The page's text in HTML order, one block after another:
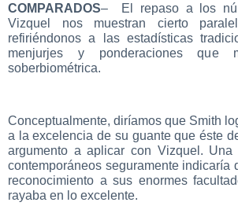
COMPARADOS– El repaso a los
Vizquel nos muestran cierto
refiriéndonos a las estadísticas
menjurjes y ponderaciones que
soberbiométrica.
Conceptualmente, diríamos que Smith
a la excelencia de su guante que éste
argumento a aplicar con Vizquel. Una
contemporáneos seguramente indicaría
reconocimiento a sus enormes
rayaba en lo excelente.